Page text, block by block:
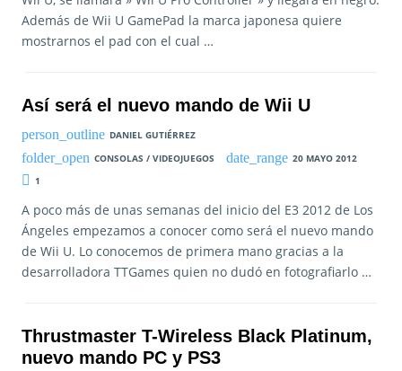
Además de Wii U GamePad la marca japonesa quiere
mostrarnos el pad con el cual …
Así será el nuevo mando de Wii U
DANIEL GUTIÉRREZ
CONSOLAS / VIDEOJUEGOS
20 MAYO 2012
1
A poco más de unas semanas del inicio del E3 2012 de Los
Ángeles empezamos a conocer como será el nuevo mando
de Wii U. Lo conocemos de primera mano gracias a la
desarrolladora TTGames quien no dudó en fotografiarlo …
Thrustmaster T-Wireless Black Platinum,
nuevo mando PC y PS3